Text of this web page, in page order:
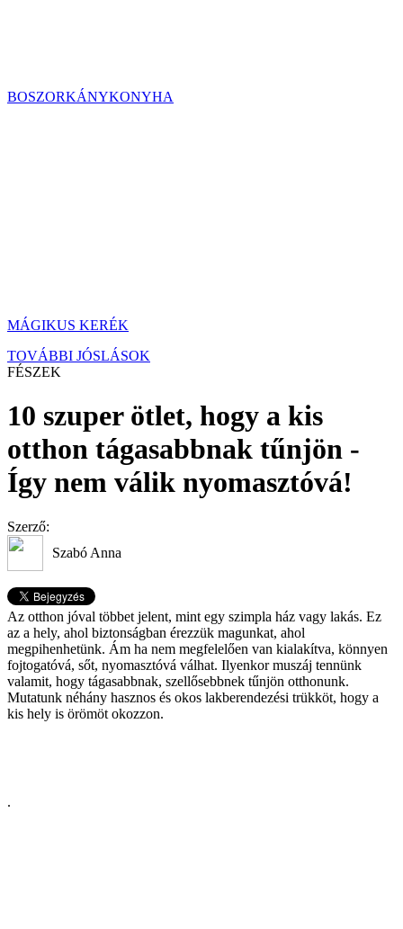
BOSZORKÁNYKONYHA
MÁGIKUS KERÉK
TOVÁBBI JÓSLÁSOK
FÉSZEK
10 szuper ötlet, hogy a kis
otthon tágasabbnak tűnjön -
Így nem válik nyomasztóvá!
Szerző:
Szabó Anna
Az otthon jóval többet jelent, mint egy szimpla ház vagy lakás. Ez
az a hely, ahol biztonságban érezzük magunkat, ahol
megpihenhetünk. Ám ha nem megfelelően van kialakítva, könnyen
fojtogatóvá, sőt, nyomasztóvá válhat. Ilyenkor muszáj tennünk
valamit, hogy tágasabbnak, szellősebbnek tűnjön otthonunk.
Mutatunk néhány hasznos és okos lakberendezési trükköt, hogy a
kis hely is örömöt okozzon.
.